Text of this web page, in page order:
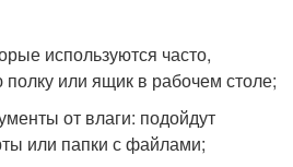
используются часто,
или ящик в рабочем столе;
от влаги: подойдут
или папки с файлами;